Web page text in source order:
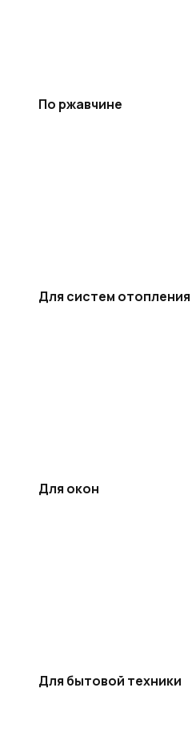
По ржавчине
Для систем отопления
Для окон
Для бытовой техники